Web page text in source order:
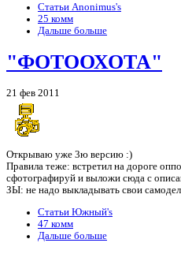
Статьи Anonimus's
25 комм
Дальше больше
"ФОТООХОТА"
21 фев 2011
Открываю уже 3ю версию :)
Правила теже: встретил на дороге
сфотографируй и выложи сюда с
ЗЫ: не надо выкладывать свои
Статьи Южный's
47 комм
Дальше больше